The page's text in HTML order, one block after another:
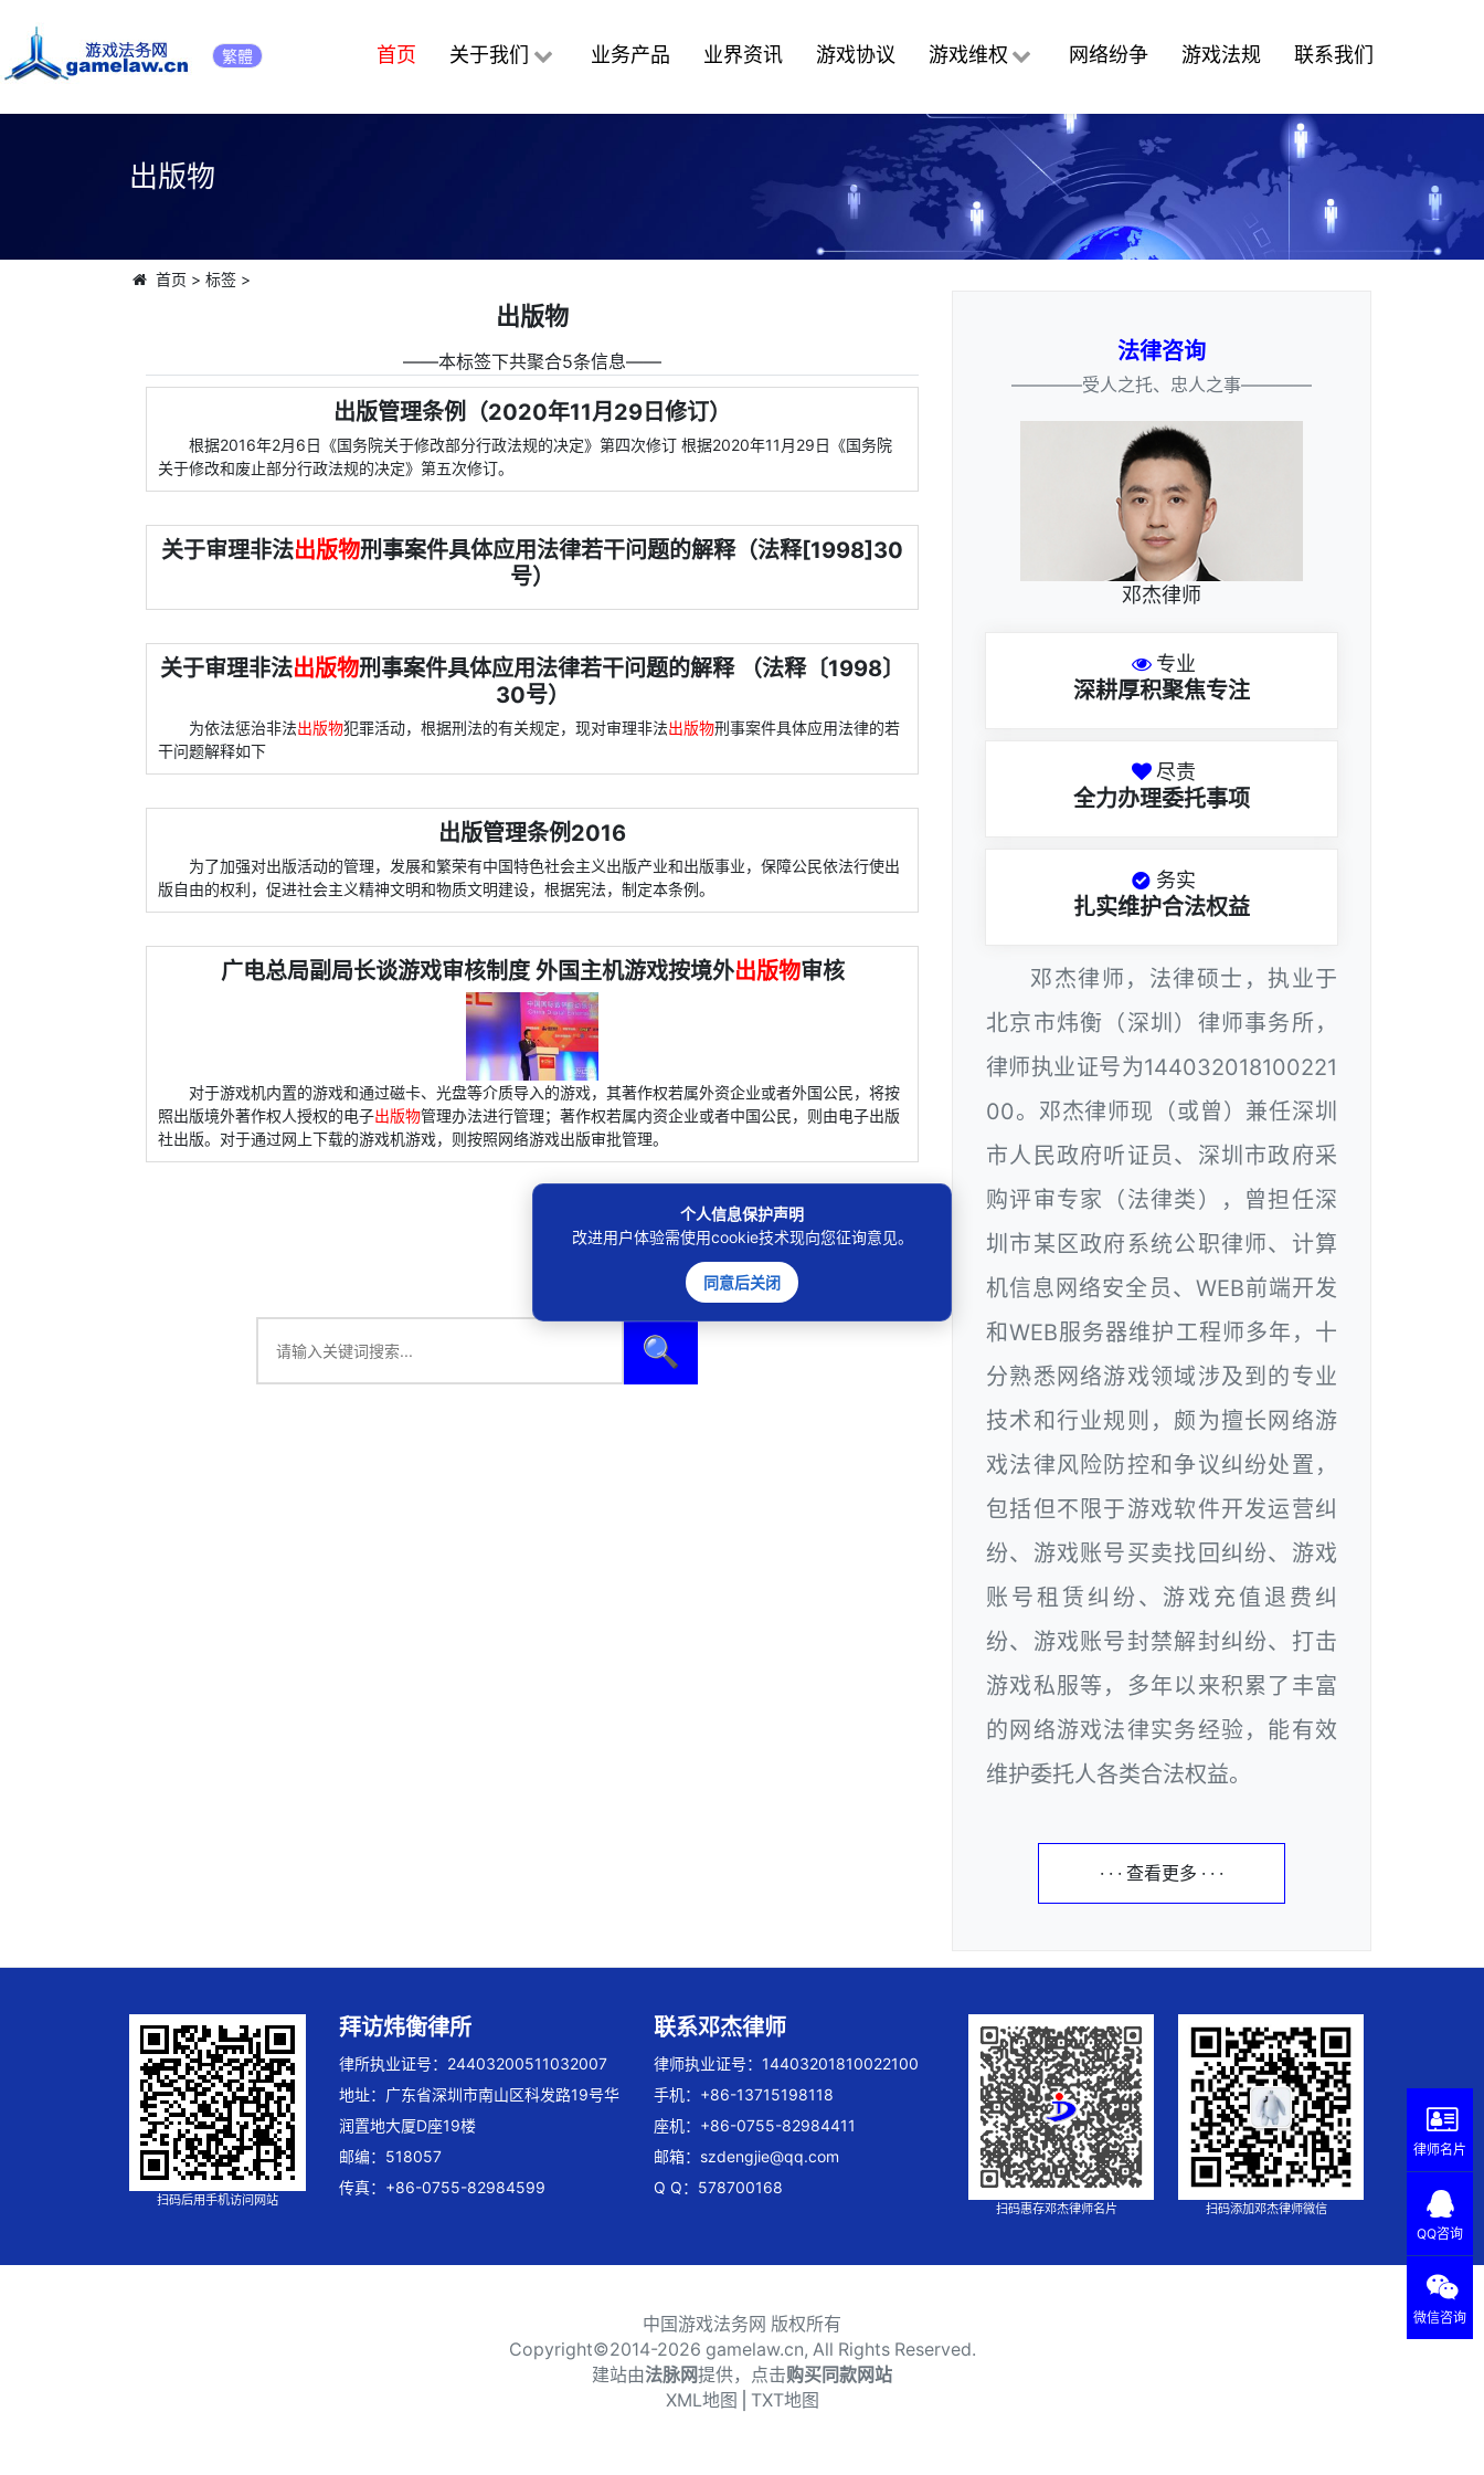
繁體 首页 关于我们 业务产品 业界资讯 游戏协议 游戏维权 网络纷争 游戏法规 联系我们
出版物
首页 > 标签>
出版物
――本标签下共聚合5条信息――
出版管理条例（2020年11月29日修订）
根据2016年2月6日《国务院关于修改部分行政法规的决定》第四次修订 根据2020年11月29日《国务院
关于修改和废止部分行政法规的决定》第五次修订。
关于审理非法出版物刑事案件具体应用法律若干问题的解释（法释[1998]30
号）
关于审理非法出版物刑事案件具体应用法律若干问题的解释 （法释〔1998〕
30号）
为依法惩治非法出版物犯罪活动，根据刑法的有关规定，现对审理非法出版物刑事案件具体应用法律的若
干问题解释如下
出版管理条例2016
为了加强对出版活动的管理，发展和繁荣有中国特色社会主义出版产业和出版事业，保障公民依法行使出
版自由的权利，促进社会主义精神文明和物质文明建设，根据宪法，制定本条例。
广电总局副局长谈游戏审核制度 外国主机游戏按境外出版物审核
对于游戏机内置的游戏和通过磁卡、光盘等介质导入的游戏，其著作权若属外资企业或者外国公民，将按
照出版境外著作权人授权的电子出版物管理办法进行管理；著作权若属内资企业或者中国公民，则由电子出版
社出版。对于通过网上下载的游戏机游戏，则按照网络游戏出版审批管理。
🔍
法律咨询
————受人之托、忠人之事————
邓杰律师
专业
深耕厚积聚焦专注
尽责
全力办理委托事项
务实
扎实维护合法权益
邓杰律师，法律硕士，执业于
北京市炜衡（深圳）律师事务所，
律师执业证号为144032018100221
00。邓杰律师现（或曾）兼任深圳
市人民政府听证员、深圳市政府采
购评审专家（法律类），曾担任深
圳市某区政府系统公职律师、计算
机信息网络安全员、WEB前端开发
和WEB服务器维护工程师多年，十
分熟悉网络游戏领域涉及到的专业
技术和行业规则，颇为擅长网络游
戏法律风险防控和争议纠纷处置，
包括但不限于游戏软件开发运营纠
纷、游戏账号买卖找回纠纷、游戏
账号租赁纠纷、游戏充值退费纠
纷、游戏账号封禁解封纠纷、打击
游戏私服等，多年以来积累了丰富
的网络游戏法律实务经验，能有效
维护委托人各类合法权益。
· · · 查看更多 · · ·
扫码后用手机访问网站
拜访炜衡律所
律所执业证号：24403200511032007
地址：广东省深圳市南山区科发路19号华
润置地大厦D座19楼
邮编：518057
传真：+86-0755-82984599
联系邓杰律师
律师执业证号：14403201810022100
手机：+86-13715198118
座机：+86-0755-82984411
邮箱： szdengjie@qq.com
Q Q：578700168
扫码惠存邓杰律师名片 扫码添加邓杰律师微信
中国游戏法务网 版权所有
Copyright©2014-2026 gamelaw.cn, All Rights Reserved.
建站由法脉网提供，点击购买同款网站
个人信息保护声明
改进用户体验需使用cookie技术现向您征询意见。
同意后关闭
XML地图 TXT地图
律师名片
QQ咨询
微信咨询